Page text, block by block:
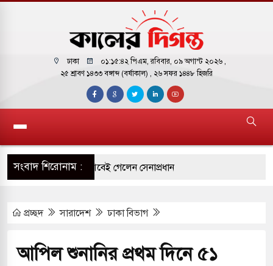
ঢাকা ০১:১৫:৪৩ পিএম, রবিবার, ০৯ অগাস্ট ২০২৬ ,
২৫ শ্রাবণ ১৪৩৩ বঙ্গাব্দ (বর্ষাকাল) , ২৬ সফর ১৪৪৮ হিজরি
সংবাদ শিরোনাম :
দক্ষিণ সুদান ও আবেই গেলেন সেনাপ্রধান
হাইকমিশনারের বাসভবনে আগুন, আইসিইউতে
প্রচ্ছদ সারাদেশ ঢাকা বিভাগ
আপিল শুনানির প্রথম দিনে ৫১